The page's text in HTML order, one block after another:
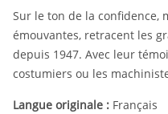
Sur le ton de la confidence,
émouvantes, retracent les
depuis 1947. Avec leur
costumiers ou les
Langue originale : Français